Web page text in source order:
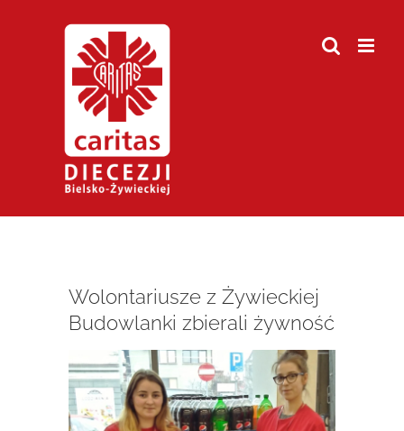
Wolontariusze z Żywieckiej
Budowlanki zbierali żywność
Pokaż
większy
obrazek